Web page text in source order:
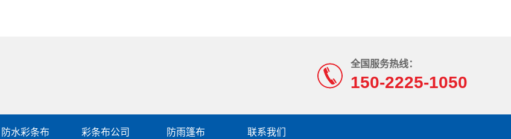
全国服务热线：
150-2225-1050
防水彩条布 彩条布公司 防雨篷布 联系我们